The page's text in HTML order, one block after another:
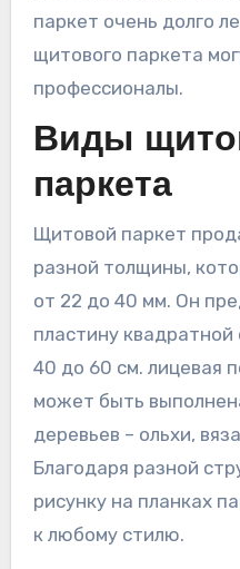
паркет очень долго
щитового паркета
профессионалы.
Виды
паркета
Щитовой паркет
разной толщины,
от 22 до 40 мм. Он
пластину
40 до 60 см. лицевая
может быть
деревьев – ольхи,
Благодаря разной
рисунку на планках
к любому стилю.